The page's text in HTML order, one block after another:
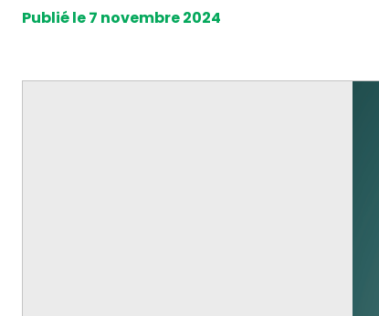
Publié le 7 novembre 2024